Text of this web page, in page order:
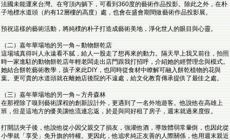
法國未能運來台灣。在穹頂內躺下，可看到360度的藝術作品投影。除此之外，在朴
子地標水道頭（約有12層樓的高度）處，也會在盛會期間做藝術作品投影展。
預祝這樣的藝術活動，將純樸的朴子打造成藝術美地，淨化世人的眼目與心靈。
（二）嘉年華場地的另一角～動物餅乾店
這場域真得叫人永遠看不膩，給人一股走了想再來的動力。隔天早上我又前往，拍照
時一家進駐的動物餅乾店年輕老闆走出店門跟我打招呼，介紹她的經營理念與模式。
她結合餅乾藝術教學，孩子來此DIY，也同時從食材中瞭解可融入餅乾植物的花與
葉。更可貴的水道頭就在離她店後院的不遠處，給文化教育傳承提供了最佳之處。
（三）嘉年華場地的另一角～方舟森林
在那裡除了嗅到藝術課程的創新設計外，更遇到了一名外地遊客。他說他在高雄上
班，但是這地方的優美讓他流連忘返，於是與同好租了房子，週末就過來度假。
打開話夾子後，他說他從小因父親交了損友，強灌他酒，導致體弱常暈倒，也因此從
小學就「享受」免升旗的特權。更因此，他追求純正友善的人際關係，他用週末親近